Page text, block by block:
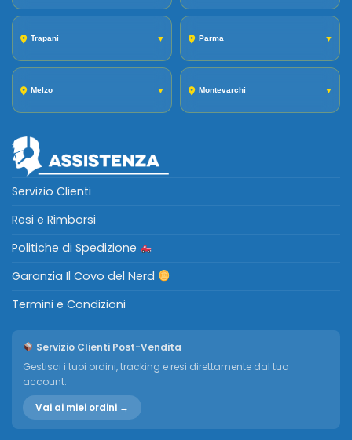
Trapani ▼ Parma ▼
Melzo ▼ Montevarchi ▼
Servizio Clienti
Resi e Rimborsi
Politiche di Spedizione
Garanzia Il Covo del Nerd
Termini e Condizioni
Servizio Clienti Post-Vendita
Gestisci i tuoi ordini, tracking e resi direttamente dal tuo
account.
Vai ai miei ordini →